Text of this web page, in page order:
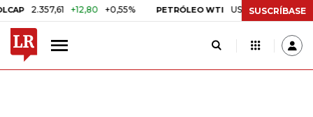
+12,80 +0,55% PETRÓLEO WTI US$ 75,09 -US$ 0,24 -
SUSCRÍBASE